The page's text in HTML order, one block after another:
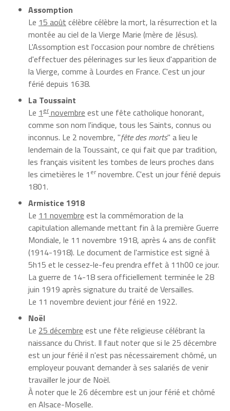
Assomption
Le 15 août célèbre célèbre la mort, la résurrection et la
montée au ciel de la Vierge Marie (mère de Jésus).
L'Assomption est l'occasion pour nombre de chrétiens
d'effectuer des pélerinages sur les lieux d'apparition de
la Vierge, comme à Lourdes en France. C'est un jour
férié depuis 1638.
La Toussaint
Le 1 er novembre est une fête catholique honorant,
comme son nom l'indique, tous les Saints, connus ou
inconnus. Le 2 novembre, "fête des morts" a lieu le
lendemain de la Toussaint, ce qui fait que par tradition,
les français visitent les tombes de leurs proches dans
les cimetières le 1 er novembre. C'est un jour férié depuis
1801.
Armistice 1918
Le 11 novembre est la commémoration de la
capitulation allemande mettant fin à la première Guerre
Mondiale, le 11 novembre 1918, après 4 ans de conflit
(1914-1918). Le document de l'armistice est signé à
5h15 et le cessez-le-feu prendra effet à 11h00 ce jour.
La guerre de 14-18 sera officiellement terminée le 28
juin 1919 après signature du traité de Versailles.
Le 11 novembre devient jour férié en 1922.
Noël
Le 25 décembre est une fête religieuse célébrant la
naissance du Christ. Il faut noter que si le 25 décembre
est un jour férié il n'est pas nécessairement chômé, un
employeur pouvant demander à ses salariés de venir
travailler le jour de Noël.
À noter que le 26 décembre est un jour férié et chômé
en Alsace-Moselle.